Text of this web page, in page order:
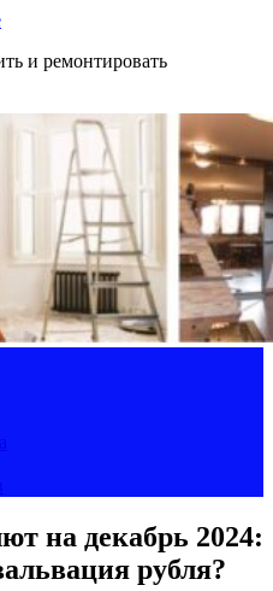
и ремонтировать
на декабрь 2024:
рубля?